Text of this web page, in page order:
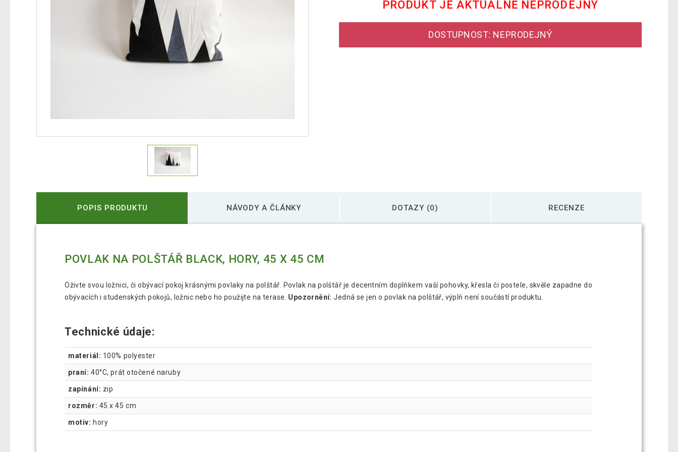
PRODUKT JE AKTUÁLNĚ NEPRODEJNÝ
DOSTUPNOST: NEPRODEJNÝ
POPIS PRODUKTU NÁVODY A ČLÁNKY DOTAZY (0) RECENZE
POVLAK NA POLŠTÁŘ BLACK, HORY, 45 X 45 CM
Oživte svou ložnici, či obývací pokoj krásnými povlaky na polštář. Povlak na polštář je decentním doplňkem vaší pohovky, křesla či postele, skvěle zapadne do
obývacích i studenských pokojů, ložnic nebo ho použijte na terase. Upozornění: Jedná se jen o povlak na polštář, výplň není součástí produktu.
Technické údaje:
materiál: 100% polyester
praní: 40°C, prát otočené naruby
zapínání: zip
rozměr: 45 x 45 cm
motiv: hory